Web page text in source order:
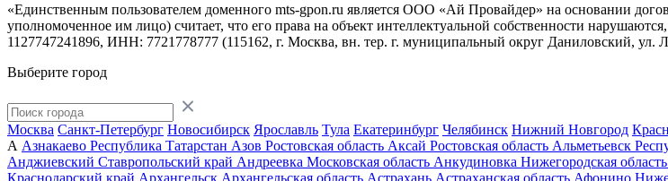
«Единственным пользователем доменного mts-gpon.ru является ООО «Ай Провайдер» на основании
уполномоченное им лицо) считает, что его права на объект интеллектуальной собственности
1127747241896, ИНН: 7721778777 (115162, г. Москва, вн. тер. г. муниципальный округ Даниловский, ул.
Выберите город
Москва Санкт-Петербург Новосибирск Ярославль Тула Екатеринбург Челябинск Нижний Новгород
А Азнакаево Республика Татарстан Азов Ростовская область Аксай Ростовская область Альметьевск
Анджиевский Ставропольский край Андреевка Московская область Анкудиновка Нижегородская область
Краснодарский край Архангельск Архангельская область Астрахань Астраханская область Афонино